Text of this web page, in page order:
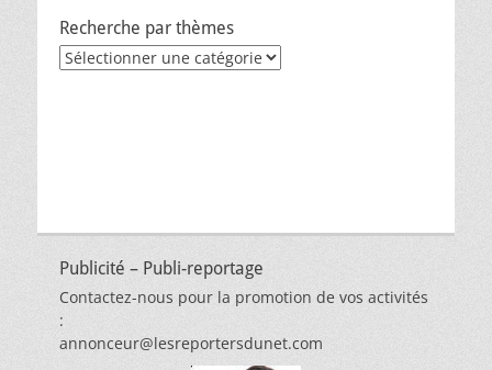
Recherche par thèmes
Recherche
Publicité – Publi-reportage
Contactez-nous pour la promotion de vos activités
:
annonceur@lesreportersdunet.com